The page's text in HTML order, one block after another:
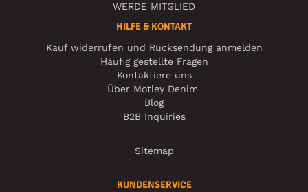
WERDE MITGLIED
HILFE & KONTAKT
Kauf widerrufen und Rücksendung anmelden
Häufig gestellte Fragen
Kontaktiere uns
Über Motley Denim
Blog
B2B Inquiries
Sitemap
KUNDENSERVICE